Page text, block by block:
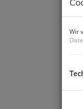
Wir